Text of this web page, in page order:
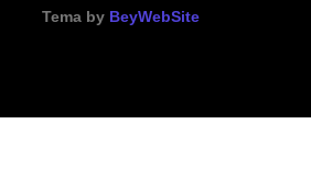
Tema by BeyWebSite